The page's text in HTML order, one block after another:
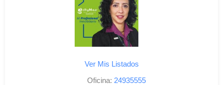
Ver Mis Listados
Oficina: 24935555